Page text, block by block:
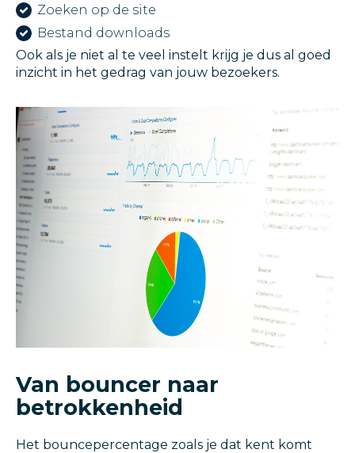
Zoeken op de site
Bestand downloads
Ook als je niet al te veel instelt krijg je dus al goed
inzicht in het gedrag van jouw bezoekers.
Van bouncer naar
betrokkenheid
Het bouncepercentage zoals je dat kent komt